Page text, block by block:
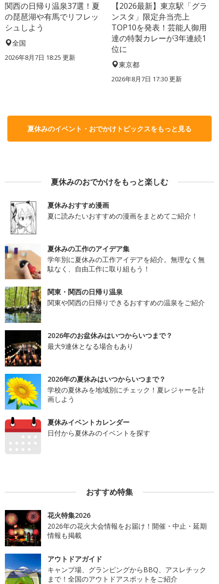
関西の日帰り温泉37選！夏
の琵琶湖や有馬でリフレッ
シュしよう
全国
2026年8月7日 18:25 更新
【2026最新】東京駅「グラ
ンスタ」限定弁当売上
TOP10を発表！芸能人御用
達の特製カレーが3年連続1
位に
東京都
2026年8月7日 17:30更新
夏休みのイベント・おでかけトピックスをもっと見る
夏休みのおでかけをもっと楽しむ
夏休みおすすめ漫画
夏に読みたいおすすめの漫画をまとめてご紹介！
夏休みの工作のアイデア集
学年別に夏休みの工作アイデアを紹介。無理なく無
駄なく、自由工作に取り組もう！
関東・関西の日帰り温泉
関東や関西の日帰りできるおすすめの温泉をご紹介
2026年のお盆休みはいつからいつまで？
最大9連休となる場合もあり
2026年の夏休みはいつからいつまで？
学校の夏休みを地域別にチェック！夏レジャーを計
画しよう
夏休みイベントカレンダー
日付から夏休みのイベントを探す
おすすめ特集
花火特集2026
2026年の花火大会情報をお届け！開催・中止・延期
情報も掲載
アウトドアガイド
キャンプ場、グランピングからBBQ、アスレチック
まで！全国のアウトドアスポットをご紹介